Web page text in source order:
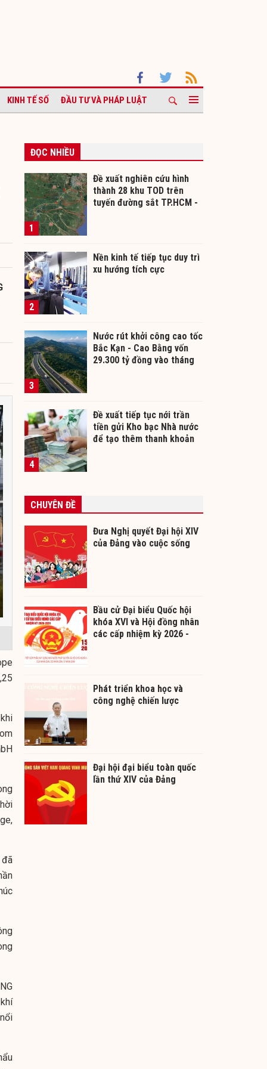
KINH TẾ SỐ ĐẦU TƯ VÀ PHÁP LUẬT
đã
ĐỌC NHIỀU
1
Đề xuất nghiên cứu hình
thành 28 khu TOD trên
tuyến đường sắt TP.HCM -
2
Nền kinh tế tiếp tục duy trì
xu hướng tích cực
3
Nước rút khởi công cao tốc
Bắc Kạn - Cao Bằng vốn
29.300 tỷ đồng vào tháng
4
Đề xuất tiếp tục nới trần
tiền gửi Kho bạc Nhà nước
để tạo thêm thanh khoản
CHUYÊN ĐỀ
Đưa Nghị quyết Đại hội XIV
của Đảng vào cuộc sống
Bầu cử Đại biểu Quốc hội
khóa XVI và Hội đồng nhân
các cấp nhiệm kỳ 2026 -
Phát triển khoa học và
công nghệ chiến lược
Đại hội đại biểu toàn quốc
lần thứ XIV của Đảng